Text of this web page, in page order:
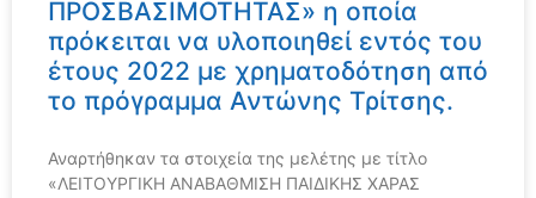
ΠΡΟΣΒΑΣΙΜΟΤΗΤΑΣ» η οποία
πρόκειται να υλοποιηθεί εντός του
έτους 2022 με χρηματοδότηση από
το πρόγραμμα Αντώνης Τρίτσης.
Αναρτήθηκαν τα στοιχεία της μελέτης με τίτλο
«ΛΕΙΤΟΥΡΓΙΚΗ ΑΝΑΒΑΘΜΙΣΗ ΠΑΙΔΙΚΗΣ ΧΑΡΑΣ